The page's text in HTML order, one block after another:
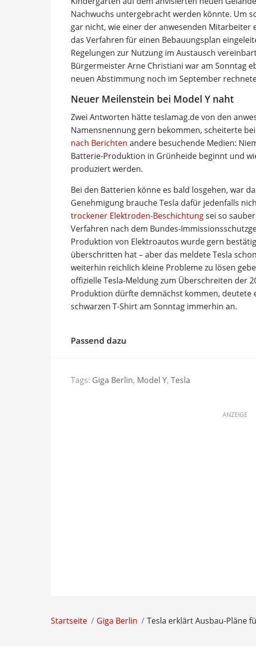
Nachwuchs untergebracht werden könnte. Um
gar nicht, wie einer der anwesenden Mitarbeiter
das Verfahren für einen Bebauungsplan
Regelungen zur Nutzung im Austausch
Bürgermeister Arne Christiani war am Sonntag
neuen Abstimmung noch im September
Neuer Meilenstein bei Model Y naht
Zwei Antworten hätte teslamag.de von den
Namensnennung gern bekommen, scheiterte
nach Berichten andere besuchende Medien:
Batterie-Produktion in Grünheide beginnt und
produziert werden.
Bei den Batterien könne es bald losgehen, war
Genehmigung brauche Tesla dafür jedenfalls
trockener Elektroden-Beschichtungsei so
Verfahren nach dem Bundes-
Produktion von Elektroautos wurde gern
überschritten hat – aber das meldete Tesla
weiterhin reichlich kleine Probleme zu lösen
offizielle Tesla-Meldung zum Überschreiten der
Produktion dürfte demnächst kommen, deutete
schwarzen T-Shirt am Sonntag immerhin an.
Passend dazu
Tags: Giga Berlin, Model Y, Tesla
ANZEIGE
Startseite Giga Berlin Tesla erklärt Ausbau-Pläne